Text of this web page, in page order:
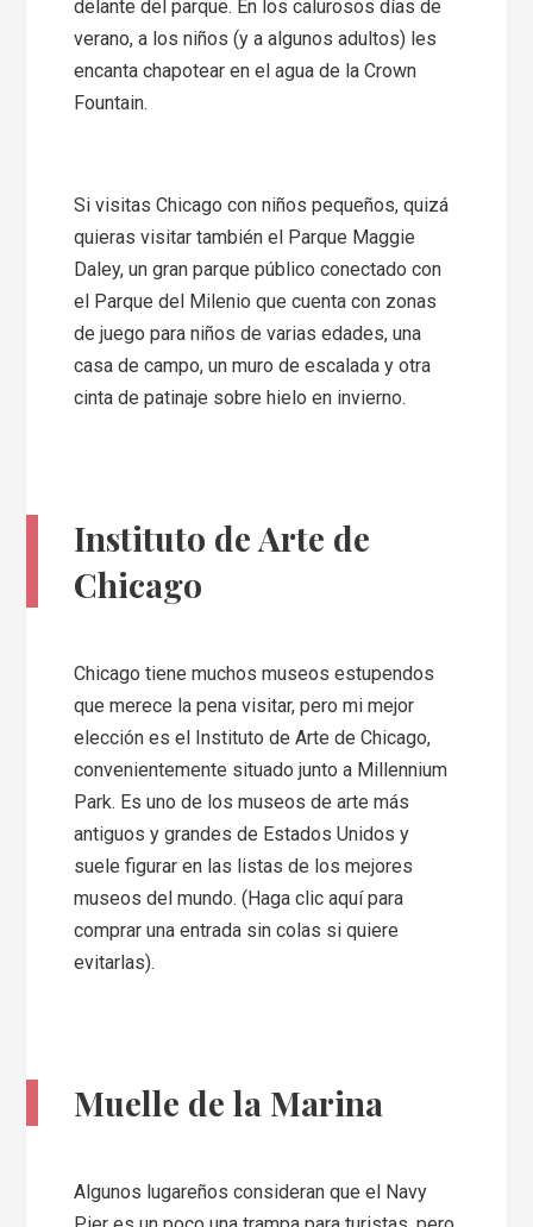
delante del parque. En los calurosos días de
verano, a los niños (y a algunos adultos) les
encanta chapotear en el agua de la Crown
Fountain.
Si visitas Chicago con niños pequeños, quizá
quieras visitar también el Parque Maggie
Daley, un gran parque público conectado con
el Parque del Milenio que cuenta con zonas
de juego para niños de varias edades, una
casa de campo, un muro de escalada y otra
cinta de patinaje sobre hielo en invierno.
Instituto de Arte de
Chicago
Chicago tiene muchos museos estupendos
que merece la pena visitar, pero mi mejor
elección es el Instituto de Arte de Chicago,
convenientemente situado junto a Millennium
Park. Es uno de los museos de arte más
antiguos y grandes de Estados Unidos y
suele figurar en las listas de los mejores
museos del mundo. (Haga clic aquí para
comprar una entrada sin colas si quiere
evitarlas).
Muelle de la Marina
Algunos lugareños consideran que el Navy